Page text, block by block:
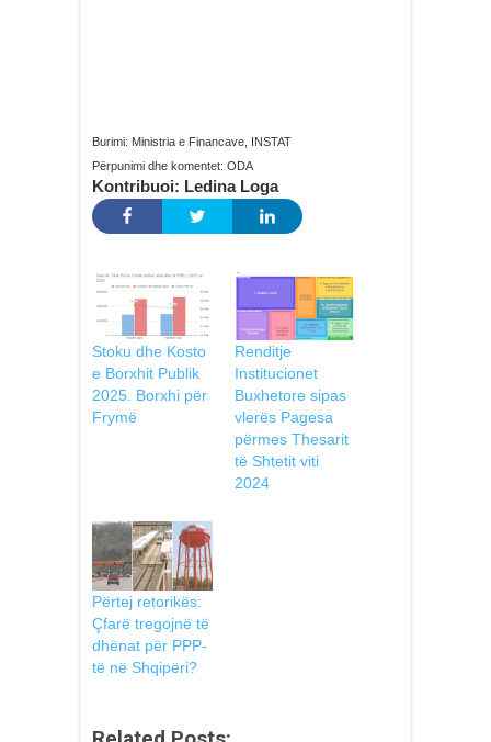
Burimi: Ministria e Financave, INSTAT
Përpunimi dhe komentet: ODA
Kontribuoi: Ledina Loga
Stoku dhe Kosto
e Borxhit Publik
2025. Borxhi për
Frymë
Renditje
Institucionet
Buxhetore sipas
vlerës Pagesa
përmes Thesarit
të Shtetit viti
2024
Përtej retorikës:
Çfarë tregojnë të
dhënat për PPP-
të në Shqipëri?